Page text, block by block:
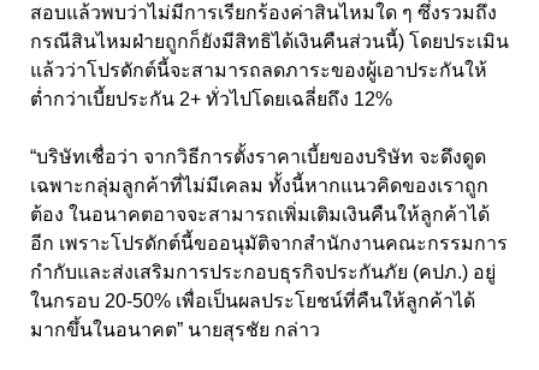
สอบแล้วพบว่าไม่มีการเรียกร้องค่าสินไหมใด ๆ ซึ่งรวมถึง
กรณีสินไหมฝ่ายถูกก็ยังมีสิทธิได้เงินคืนส่วนนี้) โดยประเมิน
แล้วว่าโปรดักต์นี้จะสามารถลดภาระของผู้เอาประกันให้
ต่ำกว่าเบี้ยประกัน 2+ ทั่วไปโดยเฉลี่ยถึง 12%
“บริษัทเชื่อว่า จากวิธีการตั้งราคาเบี้ยของบริษัท จะดึงดูด
เฉพาะกลุ่มลูกค้าที่ไม่มีเคลม ทั้งนี้หากแนวคิดของเราถูก
ต้อง ในอนาคตอาจจะสามารถเพิ่มเติมเงินคืนให้ลูกค้าได้
อีก เพราะโปรดักต์นี้ขออนุมัติจากสำนักงานคณะกรรมการ
กำกับและส่งเสริมการประกอบธุรกิจประกันภัย (คปภ.) อยู่
ในกรอบ 20-50% เพื่อเป็นผลประโยชน์ที่คืนให้ลูกค้าได้
มากขึ้นในอนาคต” นายสุรชัย กล่าว